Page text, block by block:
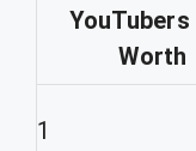
YouTubers
Worth
1